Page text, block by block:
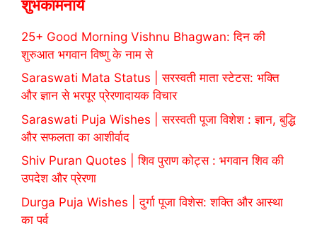
शुभकामनायें
25+ Good Morning Vishnu Bhagwan: दिन की
शुरुआत भगवान विष्णु के नाम से
Saraswati Mata Status | सरस्वती माता स्टेटस: भक्ति
और ज्ञान से भरपूर प्रेरणादायक विचार
Saraswati Puja Wishes | सरस्वती पूजा विशेश : ज्ञान, बुद्धि
और सफलता का आशीर्वाद
Shiv Puran Quotes | शिव पुराण कोट्स : भगवान शिव की
उपदेश और प्रेरणा
Durga Puja Wishes | दुर्गा पूजा विशेस: शक्ति और आस्था
का पर्व